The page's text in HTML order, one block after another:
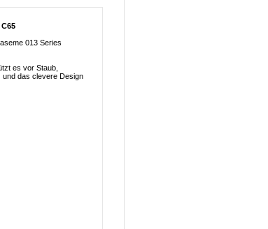
013 Series
es vor Staub,
und das clevere Design